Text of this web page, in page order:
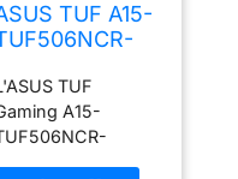
TUF A15-
FHD
PC
(AMD
7
TUF
A15-